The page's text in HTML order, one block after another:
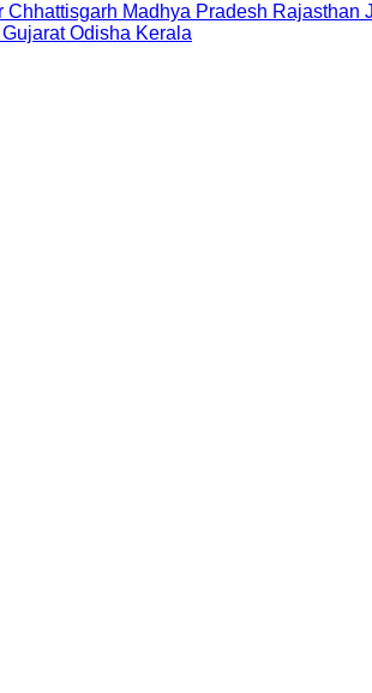
Chhattisgarh Madhya Pradesh Rajasthan
Gujarat Odisha Kerala